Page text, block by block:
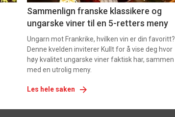
Sammenlign franske klassikere og
ungarske viner til en 5-retters meny
Ungarn mot Frankrike, hvilken vin er din favoritt?
Denne kvelden inviterer Kullt for å vise deg hvor
høy kvalitet ungarske viner faktisk har, sammen
med en utrolig meny.
Les hele saken